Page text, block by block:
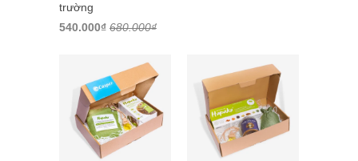
trường
540.000₫ 680.000₫